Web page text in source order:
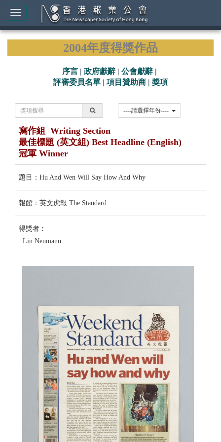
2004年度得獎作品
序言 | 政府獻辭 | 公會獻辭 |
評審委員名單 | 項目贊助商 | 獎項
寫作組 Writing Section
最佳標題 (英文組) Best Headline (English)
冠軍 Winner
題目：Hu And Wen Will Say How And Why
報館：英文虎報 The Standard
得獎者︰
Lin Neumann